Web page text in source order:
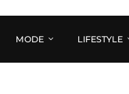
MODE LIFESTYLE